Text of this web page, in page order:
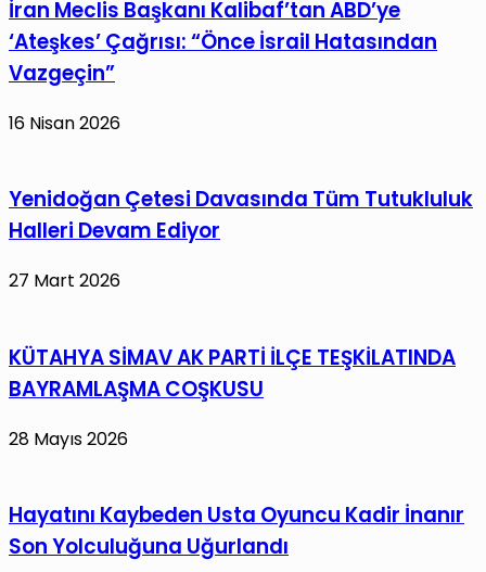
Firari
Türkiye’ye
İade
İran Meclis Başkanı Kalibaf’tan ABD’ye
‘Ateşkes’ Çağrısı: “Önce İsrail Hatasından
Vazgeçin”
16 Nisan 2026
Yenidoğan Çetesi Davasında Tüm Tutukluluk
Halleri Devam Ediyor
27 Mart 2026
KÜTAHYA SİMAV AK PARTİ İLÇE TEŞKİLATINDA
BAYRAMLAŞMA COŞKUSU
28 Mayıs 2026
Hayatını Kaybeden Usta Oyuncu Kadir İnanır
Son Yolculuğuna Uğurlandı